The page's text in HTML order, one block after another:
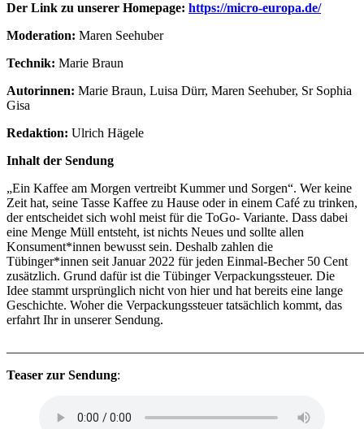
Der Link zu unserer Homepage: https://micro-europa.de/
Moderation: Maren Seehuber
Technik: Marie Braun
Autorinnen: Marie Braun, Luisa Dürr, Maren Seehuber, Sr Sophia
Gisa
Redaktion: Ulrich Hägele
Inhalt der Sendung
„Ein Kaffee am Morgen vertreibt Kummer und Sorgen“. Wer keine
Zeit hat, seine Tasse Kaffee zu Hause oder in einem Café zu trinken,
der entscheidet sich wohl meist für die ToGo- Variante. Dass dabei
eine Menge Müll entsteht, ist nichts Neues und sollte allen
Konsument*innen bewusst sein. Deshalb zahlen die
Tübinger*innen seit Januar 2022 für jeden Einmal-Becher 50 Cent
zusätzlich. Grund dafür ist die Tübinger Verpackungssteuer. Die
Idee stammt ursprünglich nicht von hier und hat bereits eine lange
Geschichte. Woher die Verpackungssteuer tatsächlich kommt, das
erfahrt Ihr in unserer Sendung.
Teaser zur Sendung: